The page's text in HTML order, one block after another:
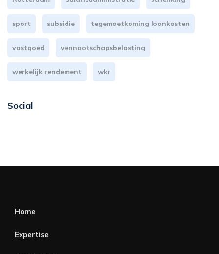
sport subsidie tegemoetkoming loonkosten
vastgoed vennootschapsbelasting
werkelijk rendement wkr
Social
Home
Expertise